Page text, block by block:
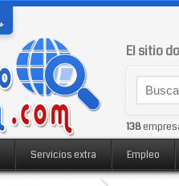
El sitio
138
Servicios extra Empleo